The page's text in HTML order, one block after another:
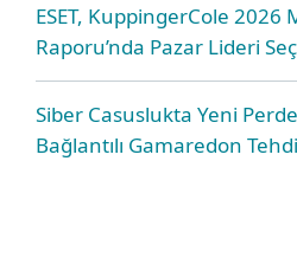
ESET, KuppingerCole 2026
Raporu’nda Pazar Lideri
Siber Casuslukta Yeni
Bağlantılı Gamaredon